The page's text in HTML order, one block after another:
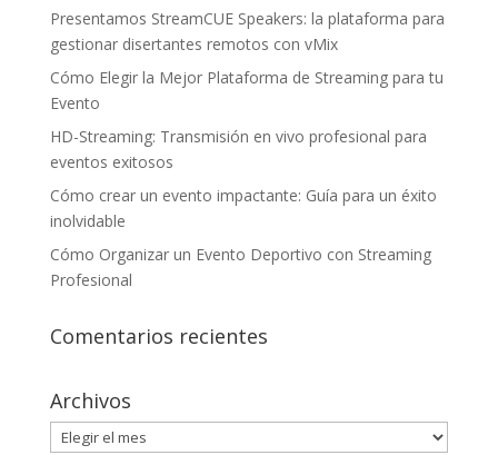
Presentamos StreamCUE Speakers: la plataforma para
gestionar disertantes remotos con vMix
Cómo Elegir la Mejor Plataforma de Streaming para tu
Evento
HD-Streaming: Transmisión en vivo profesional para
eventos exitosos
Cómo crear un evento impactante: Guía para un éxito
inolvidable
Cómo Organizar un Evento Deportivo con Streaming
Profesional
Comentarios recientes
Archivos
Archivos